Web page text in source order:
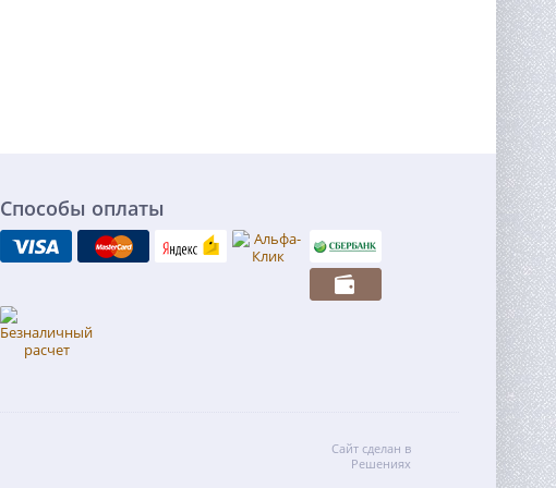
Способы оплаты
Сайт сделан в
Решениях